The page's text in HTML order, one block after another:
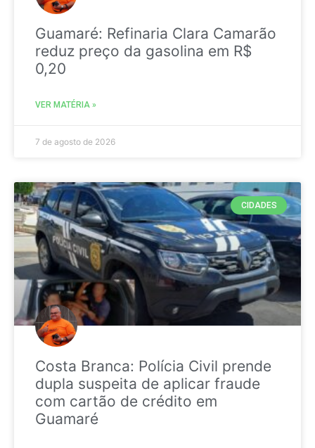
Guamaré: Refinaria Clara Camarão
reduz preço da gasolina em R$
0,20
VER MATÉRIA »
7 de agosto de 2026
CIDADES
Costa Branca: Polícia Civil prende
dupla suspeita de aplicar fraude
com cartão de crédito em
Guamaré